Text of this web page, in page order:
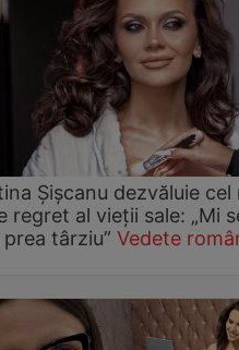
Șișcanu dezvăluie cel
regret al vieții sale: „Mi
prea târziu” Vedete